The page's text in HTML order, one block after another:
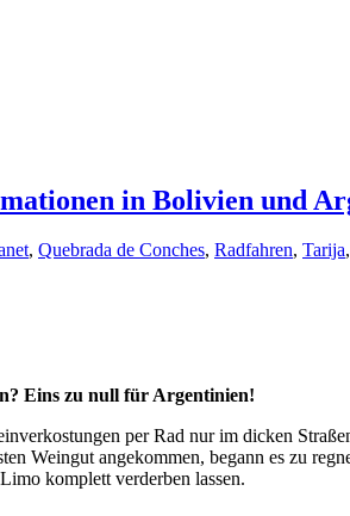
in Bolivien und
, Quebrada de Conches, Radfahren, Tarija,
Eins zu null für Argentinien!
per Rad nur im dicken
Weingut angekommen, begann es zu
komplett verderben lassen.